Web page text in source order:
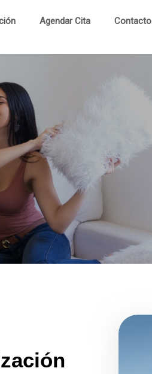
Agendar Cita Contacto
Departamentos
Terrenos
Urbanización
Visita Virtual
Contacto